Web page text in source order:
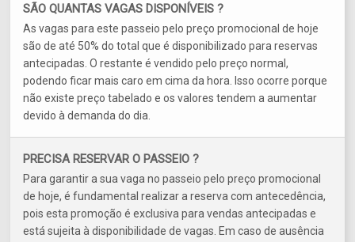
SÃO QUANTAS VAGAS DISPONÍVEIS ?
As vagas para este passeio pelo preço promocional de hoje
são de até 50% do total que é disponibilizado para reservas
antecipadas. O restante é vendido pelo preço normal,
podendo ficar mais caro em cima da hora. Isso ocorre porque
não existe preço tabelado e os valores tendem a aumentar
devido à demanda do dia.
PRECISA RESERVAR O PASSEIO ?
Para garantir a sua vaga no passeio pelo preço promocional
de hoje, é fundamental realizar a reserva com antecedência,
pois esta promoção é exclusiva para vendas antecipadas e
está sujeita à disponibilidade de vagas. Em caso de ausência